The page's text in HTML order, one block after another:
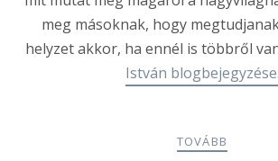
meg másoknak, hogy
helyzet akkor, ha ennél is többről
István blogbejegyzése.
TOVÁBB